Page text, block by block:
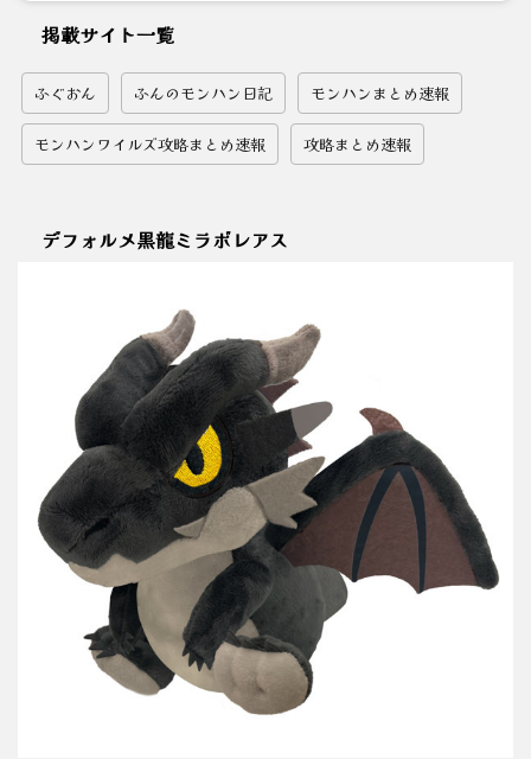
掲載サイト一覧
ふぐおん ふんのモンハン日記 モンハンまとめ速報
モンハンワイルズ攻略まとめ速報 攻略まとめ速報
デフォルメ黒龍ミラボレアス